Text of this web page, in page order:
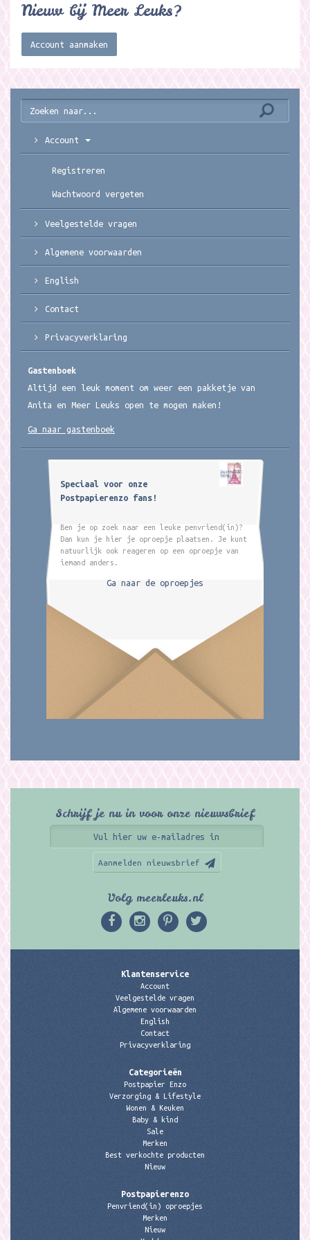
Nieuw bij Meer Leuks?
Account aanmaken
Account
Registreren
Wachtwoord vergeten
Veelgestelde vragen
Algemene voorwaarden
English
Contact
Privacyverklaring
Gastenboek
Altijd een leuk moment om weer een pakketje van
Anita en Meer Leuks open te mogen maken!
Ga naar gastenboek
Speciaal voor onze
Postpapierenzo fans!
Ben je op zoek naar een leuke penvriend(in)?
Dan kun je hier je oproepje plaatsen. Je kunt
natuurlijk ook reageren op een oproepje van
iemand anders.
Ga naar de oproepjes
Schrijf je nu in voor onze nieuwsbrief
Aanmelden nieuwsbrief
Volg meerleuks.nl
Klantenservice
Account
Veelgestelde vragen
Algemene voorwaarden
English
Contact
Privacyverklaring
Categorieën
Postpapier Enzo
Verzorging & Lifestyle
Wonen & Keuken
Baby & kind
Sale
Merken
Best verkochte producten
Nieuw
Postpapierenzo
Penvriend(in) oproepjes
Merken
Nieuw